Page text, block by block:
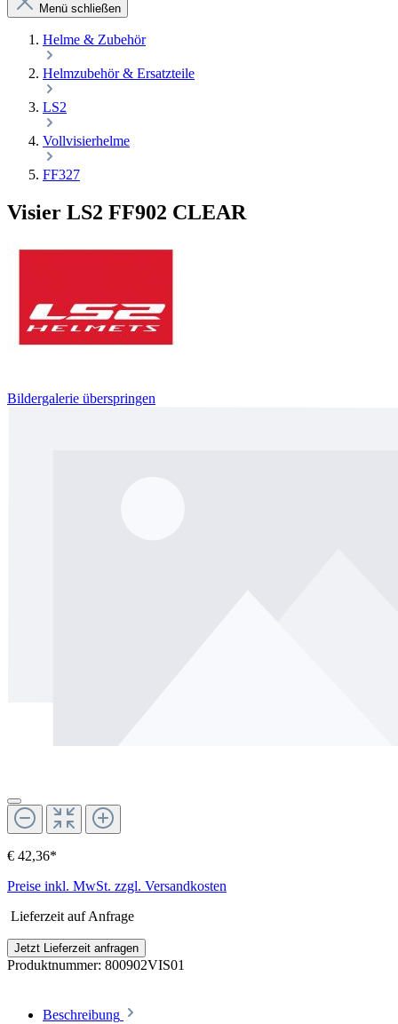
Menü schließen
Helme & Zubehör
Helmzubehör & Ersatzteile
LS2
Vollvisierhelme
FF327
Visier LS2 FF902 CLEAR
Bildergalerie überspringen
€ 42,36*
Preise inkl. MwSt. zzgl. Versandkosten
Lieferzeit auf Anfrage
Jetzt Lieferzeit anfragen
Produktnummer: 800902VIS01
Beschreibung